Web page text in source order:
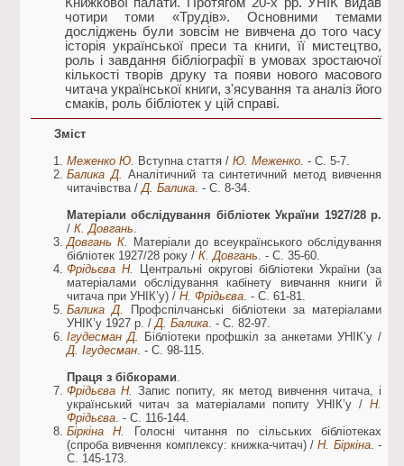
чотири томи «Трудів». Основними темами
досліджень були зовсім не вивчена до того часу
історія української преси та книги, її мистецтво,
роль і завдання бібліографії в умовах зростаючої
кількості творів друку та появи нового масового
читача української книги, з'ясування та аналіз його
смаків, роль бібліотек у цій справі.
Зміст
Меженко Ю. Вступна стаття / Ю. Меженко . - С. 5-7.
Балика Д.
Аналітичний та синтетичний метод вивчення
читачівства / Д. Балика . - С. 8-34.
Матеріали обслідування бібліотек України 1927/28 р.
/ К. Довгань
Довгань К.
Матеріали до всеукраїнського обслідування
бібліотек 1927/28 року / К. Довгань . - С. 35-60.
Фрідьєва Н.
Центральні округові бібліотеки України (за
матеріалами обслідування кабінету вивчання книги й
читача при УНІК’у) / Н. Фрідьєва . - С. 61-81.
Балика Д.
Профспілчанські бібліотеки за матеріалами
УНІК’у 1927 р. / Д. Балика . - С. 82-97.
Ігудесман Д.
Бібліотеки профшкіл за анкетами УНІК’у /
Д. Ігудесман . - С. 98-115.
Праця з бібкорами
Фрідьєва Н. Запис попиту, як метод вивчення читача, і
український читач за матеріалами попиту УНІК’у / Н.
Фрідьєва . - С. 116-144.
Біркіна Н.
Голосні читання по сільських бібліотеках
(спроба вивчення комплексу: книжка-читач) /Н. Біркіна. -
С. 145-173.